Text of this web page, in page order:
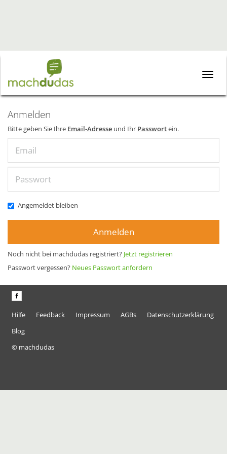
Toggle
Anmelden
Bitte geben Sie Ihre Email-Adresse und Ihr Passwortein.
Angemeldet bleiben
Anmelden
Noch nicht bei machdudas registriert? Jetzt registrieren
Passwort vergessen? Neues Passwort anfordern
Hilfe Feedback Impressum AGBs
Datenschutzerklärung
Blog
© machdudas